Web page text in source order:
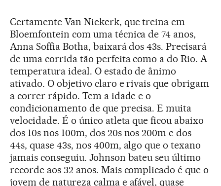
Certamente Van Niekerk, que treina em
Bloemfontein com uma técnica de 74 anos,
Anna Soffia Botha, baixará dos 43s. Precisará
de uma corrida tão perfeita como a do Rio. A
temperatura ideal. O estado de ânimo
ativado. O objetivo claro e rivais que obrigam
a correr rápido. Tem a idade e o
condicionamento de que precisa. E muita
velocidade. É o único atleta que ficou abaixo
dos 10s nos 100m, dos 20s nos 200m e dos
44s, quase 43s, nos 400m, algo que o texano
jamais conseguiu. Johnson bateu seu último
recorde aos 32 anos. Mais complicado é que o
jovem de natureza calma e afável, quase